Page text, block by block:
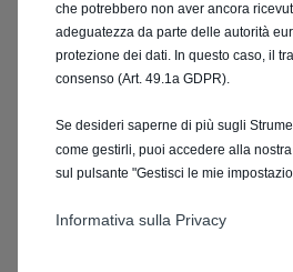
che potrebbero non aver ancora
adeguatezza da parte delle autorità
protezione dei dati. In questo caso, il
consenso (Art. 49.1a GDPR).
Se desideri saperne di più sugli
come gestirli, puoi accedere alla
sul pulsante "Gestisci le mie
Informativa sulla Privacy